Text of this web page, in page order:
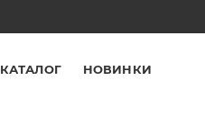
КАТАЛОГ НОВИНКИ